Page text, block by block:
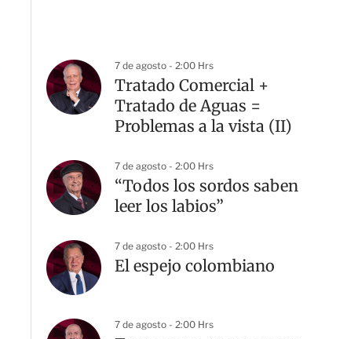
7 de agosto - 2:00 Hrs
Tratado Comercial +
Tratado de Aguas =
Problemas a la vista (II)
7 de agosto - 2:00 Hrs
“Todos los sordos saben
leer los labios”
7 de agosto - 2:00 Hrs
El espejo colombiano
7 de agosto - 2:00 Hrs